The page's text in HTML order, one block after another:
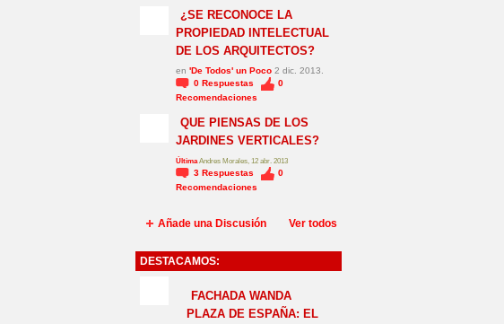
¿SE RECONOCE LA
PROPIEDAD INTELECTUAL
DE LOS ARQUITECTOS?
en 'De Todos' un Poco 2 dic. 2013.
0 Respuestas
0
Recomendaciones
QUE PIENSAS DE LOS
JARDINES VERTICALES?
Última Andres Morales, 12 abr. 2013
3 Respuestas
0
Recomendaciones
Añade una Discusión Ver todos
DESTACAMOS:
FACHADA WANDA
PLAZA DE ESPAÑA: EL